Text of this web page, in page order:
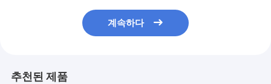
계속하다
추천된 제품